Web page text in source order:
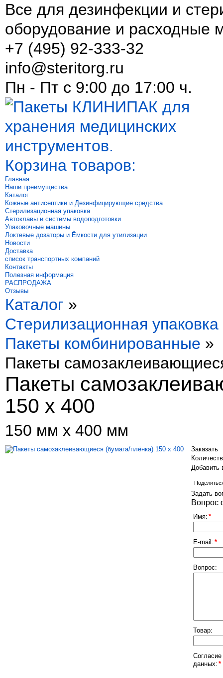
Все для дезинфекции и
оборудование и расходные
+7 (495) 92-333-32
info@steritorg.ru
Пн - Пт с 9:00 до 17:00 ч.
Корзина товаров:
Главная
Наши преимущества
Каталог
Кожные антисептики и Дезинфицирующие средства
Стерилизационная упаковка
Автоклавы и системы водоподготовки
Упаковочные машины
Локтевые дозаторы и Ёмкости для утилизации
Новости
Доставка
список транспортных компаний
Контакты
Полезная информация
РАСПРОДАЖА
Отзывы
Каталог »
Стерилизационная упаковка
Пакеты комбинированные »
Пакеты
Пакеты
150 x 400
150 мм х 400 мм
Заказать
Добавить
Задать
Вопрос
Имя: *
E-mail: *
Вопрос:
Товар:
данных: *